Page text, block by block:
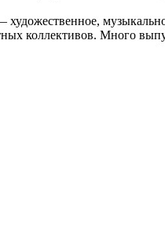
художественное,
коллективов. Много